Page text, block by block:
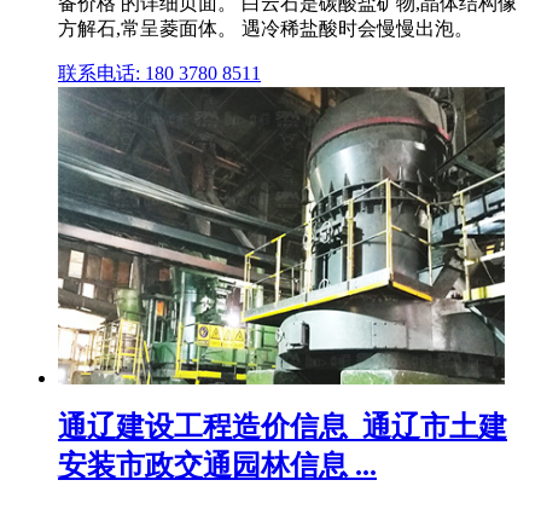
方解石,常呈菱面体。 遇冷稀盐酸时会慢慢出泡。
联系电话: 180 3780 8511
通辽建设工程造价信息_通辽市土建
安装市政交通园林信息 ...